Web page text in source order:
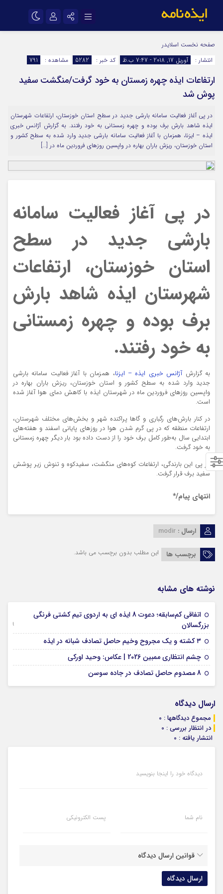
اینستاگرام
سروش
ایتا
آپارات
اپلیکیشن رمز عبور
مرا به خاطر بسپار
صفحه نخست اسلایدر
انتشار :
آوریل 17, 2018 - 7:47 ب.ظ کد خبر : 5282 مشاهده : 791
ارتفاعات ایذه چهره زمستان به خود گرفت/منگشت سفید
پوش شد
در پی آغاز فعالیت سامانه بارشی جدید در سطح استان خوزستان، ارتفاعات شهرستان
ایذه شاهد بارش برف بوده و چهره زمستانی به خود رفتند. به گزارش آژانس خبری
ایذه – ایزنا، همزمان با آغاز فعالیت سامانه بارشی جدید وارد شده به سطح کشور و
استان خوزستان، ریزش باران بهاره در واپسین روزهای فروردین ماه در […]
در پی آغاز فعالیت سامانه
بارشی جدید در سطح
استان خوزستان، ارتفاعات
شهرستان ایذه شاهد بارش
برف بوده و چهره زمستانی
به خود رفتند.
به گزارش آژانس خبری ایذه – ایزنا، همزمان با آغاز فعالیت سامانه بارشی
جدید وارد شده به سطح کشور و استان خوزستان، ریزش باران بهاره در
واپسین روزهای فروردین ماه در شهرستان ایذه با کاهش دمای هوا آغاز شده
است.
در کنار بارش‌های رگباری و گاها پراکنده شهر و بخش‌های مختلف شهرستان،
ارتفاعات منطقه که در پی گرم شدن هوا در روزهای پایانی اسفند و هفته‌های
ابتدایی سال به‌طور کامل برف خود را از دست داده بود بار دیگر چهره زمستانی
به خود گرفت.
در پی این بارندگی، ارتفاعات کوه‌های منگشت، سفیدکوه و تنوش زیر پوشش
سفید برف قرار گرفت.
انتهای پیام/*
ارسال : modir
برچسب ها این مطلب بدون برچسب می باشد.
نوشته های مشابه
اتفاقی کم‌سابقه؛ دعوت 8 ایذه ای به اردوی تیم کشتی فرنگی
بزرگسالان
09 جولای 2026
۳ کشته و یک مجروح وخیم حاصل تصادف شبانه در ایذه
چشم انتظاری ممبین 2026 | عکاس: وحید اورکی
8 مصدوم حاصل تصادف در جاده سوسن
ارسال دیدگاه
مجموع دیدگاهها : 0
در انتظار بررسی : 0
انتشار یافته : 0
دیدگاه خود را اینجا بنویسید
نام شما پست الکترونیکی
قوانین ارسال دیدگاه